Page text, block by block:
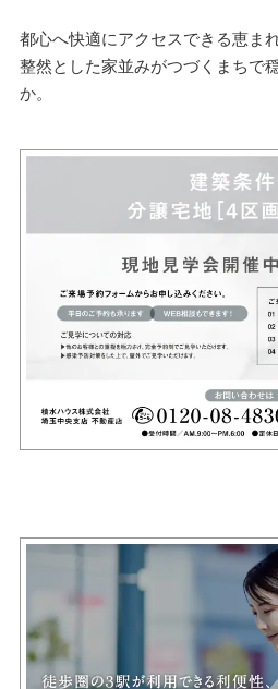
都心へ快適にアクセスできる恵ま
整然とした家並みがつづくまちで
か。